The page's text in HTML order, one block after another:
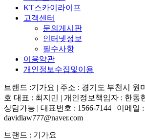
KT스카이라이프
고객센터
문의게시판
인터넷정보
필수사항
이용약관
개인정보수집및이용
브랜드 :기가요 | 주소 : 경기도 부천시 원
호 대표 : 최지민 | 개인정보책임자 : 한동
상담가능 | 대표번호 : 1566-7144 | 이메일 :
davidlaw777@naver.com
브랜드 : 기가요